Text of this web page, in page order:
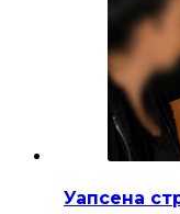
Уапсена